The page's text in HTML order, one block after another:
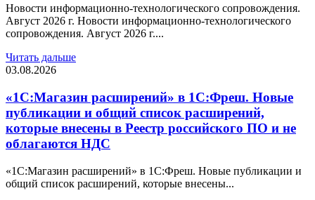
Новости информационно-технологического сопровождения.
Август 2026 г. Новости информационно-технологического
сопровождения. Август 2026 г....
Читать дальше
03.08.2026
«1С:Магазин расширений» в 1С:Фреш. Новые
публикации и общий список расширений,
которые внесены в Реестр российского ПО и не
облагаются НДС
«1С:Магазин расширений» в 1С:Фреш. Новые публикации и
общий список расширений, которые внесены...